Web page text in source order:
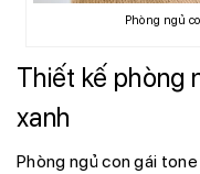
Phòng ngủ
Thiết kế phòng
xanh
Phòng ngủ con gái